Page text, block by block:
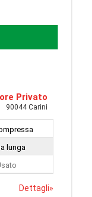
Privato
90044 Carini
lunga
Dettagli»